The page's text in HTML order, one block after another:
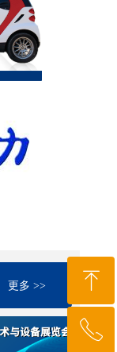
更多 >> ꁸ
回到顶部
ꂅ